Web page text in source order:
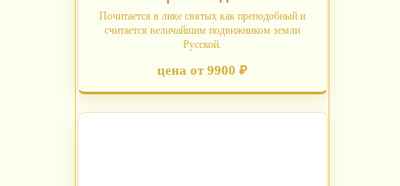
Почитается в лике святых как преподобный и
считается величайшим подвижником земли
Русской.
цена от 9900 ₽